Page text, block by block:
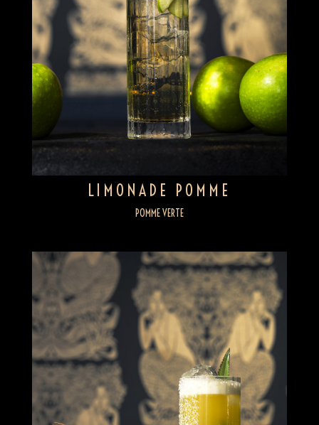
LIMONADE POMME
POMME VERTE